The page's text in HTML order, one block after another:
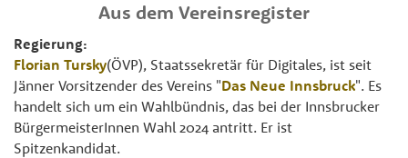
Aus dem Vereinsregister
Regierung:
Florian Tursky(ÖVP), Staatssekretär für Digitales, ist seit
Jänner Vorsitzender des Vereins "Das Neue Innsbruck". Es
handelt sich um ein Wahlbündnis, das bei der Innsbrucker
BürgermeisterInnen Wahl 2024 antritt. Er ist
Spitzenkandidat.